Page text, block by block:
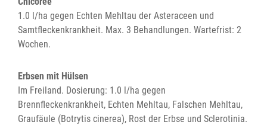
1.0 l/ha gegen Echten Mehltau der Asteraceen und
Samtfleckenkrankheit. Max. 3 Behandlungen. Wartefrist: 2
Wochen.
Erbsen mit Hülsen
Im Freiland. Dosierung: 1.0 l/ha gegen
Brennfleckenkrankheit, Echten Mehltau, Falschen Mehltau,
Graufäule (Botrytis cinerea), Rost der Erbse und Sclerotinia.